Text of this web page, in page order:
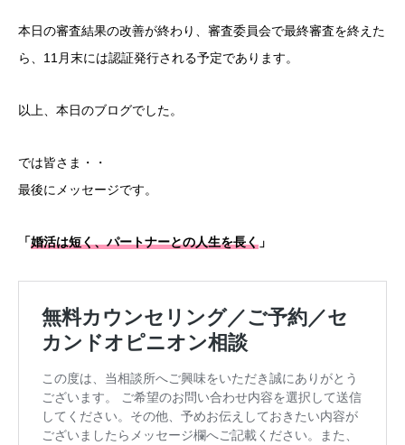
本日の審査結果の改善が終わり、審査委員会で最終審査を終えた
ら、11月末には認証発行される予定であります。
以上、本日のブログでした。
では皆さま・・
最後にメッセージです。
「婚活は短く、パートナーとの人生を長く 」